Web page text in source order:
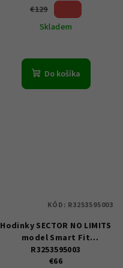
€129
Skladem
Do košíka
Hodinky SECTOR NO LIMITS
model Smart Fit
R3253595003
€66
KÓD: R3253595003